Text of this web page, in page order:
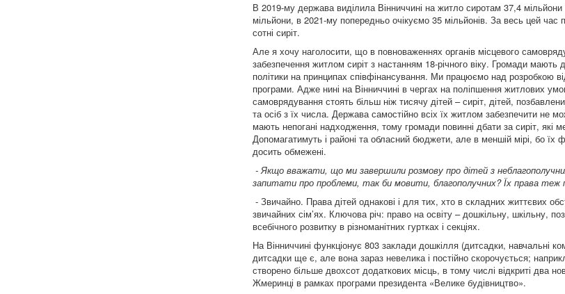
В 2019-му держава виділила Вінниччині на житло сиротам 37,4
мільйони, в 2021-му попередньо очікуємо 35 мільйонів. За весь цей час
сотні сиріт.
Але я хочу наголосити, що в повноваженнях органів місцевого
забезпечення житлом сиріт з настанням 18-річного віку. Громади мають
політики на принципах співфінансування. Ми працюємо над розробкою
програми. Адже нині на Вінниччині в чергах на поліпшення житлових
самоврядування стоять більш ніж тисячу дітей – сиріт, дітей,
та осіб з їх числа. Держава самостійно всіх їх житлом забезпечити не
мають непогані надходження, тому громади повинні дбати за сиріт, які
Допомагатимуть і районі та обласний бюджети, але в меншій мірі, бо їх
досить обмежені.
- Якщо вважати, що ми завершили розмову про дітей з
запитати про проблеми, так би мовити, благополучних? Їх права теж
- Звичайно. Права дітей однакові і для тих, хто в складних життєвих
звичайних сім’ях. Ключова річ: право на освіту – дошкільну, шкільну,
всебічного розвитку в різноманітних гуртках і секціях.
На Вінниччині функціонує 803 заклади дошкілля (дитсадки, навчальні
дитсадки ще є, але вона зараз невелика і постійно скорочується;
створено більше двохсот додаткових місць, в тому числі відкриті два
Жмеринці в рамках програми президента «Велике будівництво».